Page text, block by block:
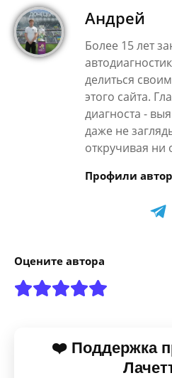
Андрей
Более 15 лет
делиться
этого сайта.
диагноста -
даже не
откручивая ни
Профили
Оцените автора
❤️ Поддержка